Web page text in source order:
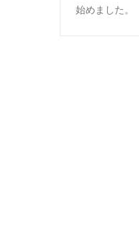
始めました。